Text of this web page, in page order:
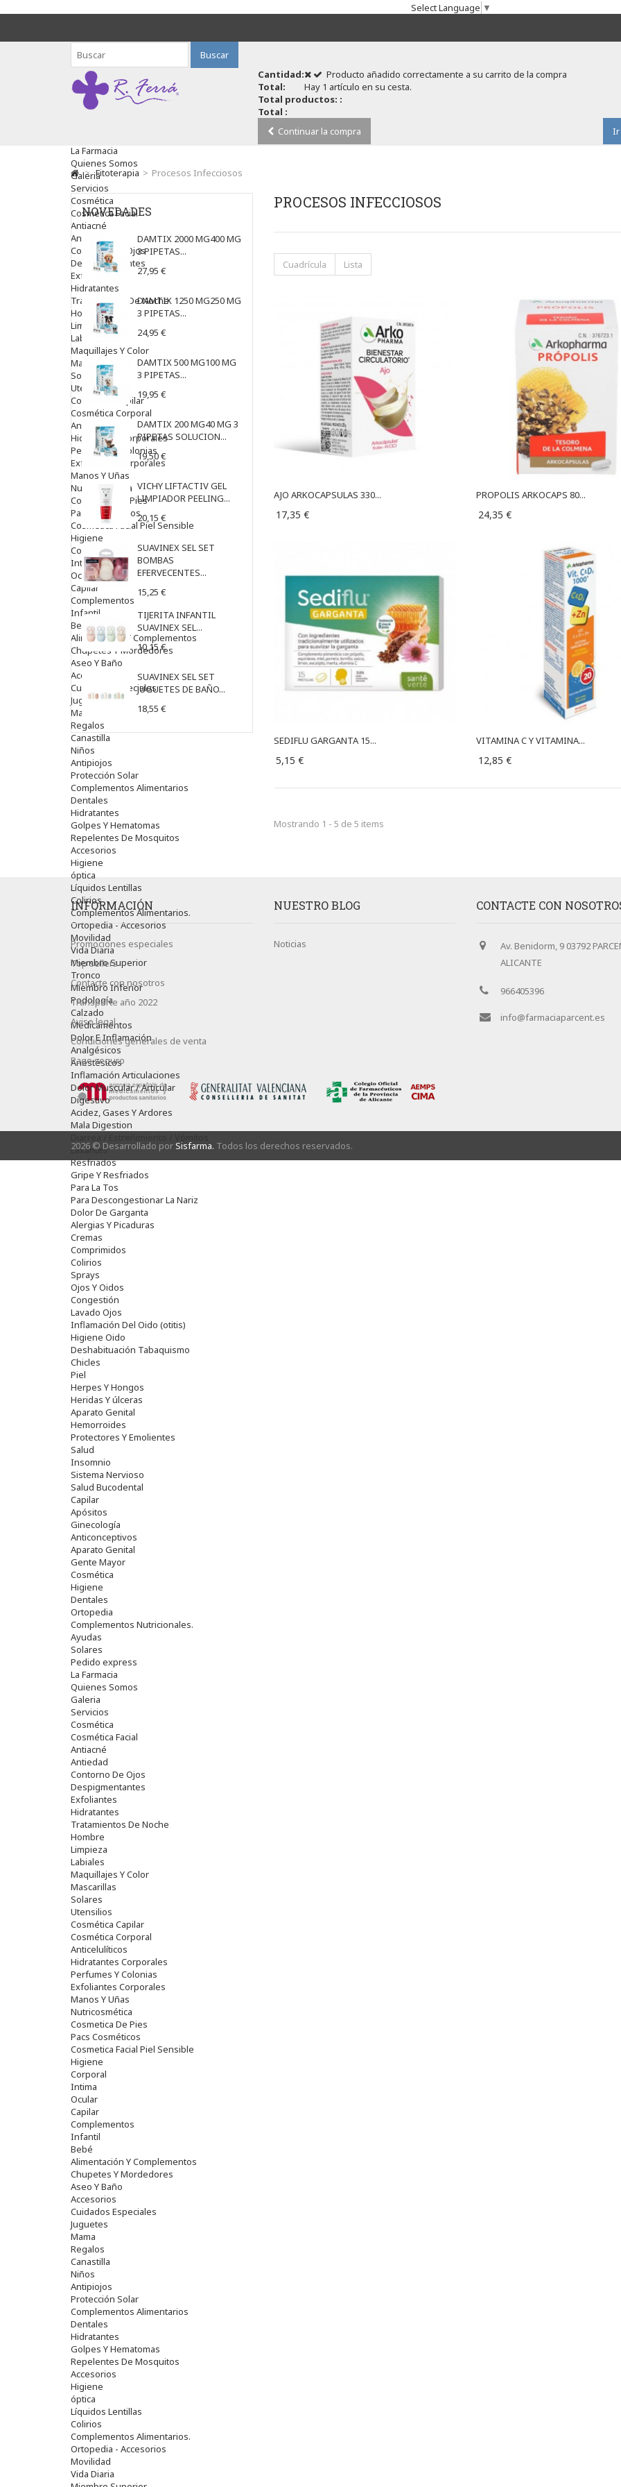
Select Language ▼
Buscar
Producto añadido correctamente a su carrito de la compra
Cantidad:
Total:
Hay 1 artículo en su cesta.
Total productos: :
Total :
Continuar la compra
Ir
La Farmacia
Quienes Somos
Galeria
Servicios
Cosmética
Cosmética Facial
Antiacné
Antiedad
Contorno De Ojos
Despigmentantes
Exfoliantes
Hidratantes
Tratamientos De Noche
Hombre
Limpieza
Labiales
Maquillajes Y Color
Mascarillas
Solares
Utensilios
Cosmética Capilar
Cosmética Corporal
Anticelulíticos
Hidratantes Corporales
Perfumes Y Colonias
Exfoliantes Corporales
Manos Y Uñas
Nutricosmética
Cosmetica De Pies
Pacs Cosméticos
Cosmetica Facial Piel Sensible
Higiene
Corporal
Intima
Ocular
Capilar
Complementos
Infantil
Bebé
Alimentación Y Complementos
Chupetes Y Mordedores
Aseo Y Baño
Accesorios
Cuidados Especiales
Juguetes
Mama
Regalos
Canastilla
Niños
Antipiojos
Protección Solar
Complementos Alimentarios
Dentales
Hidratantes
Golpes Y Hematomas
Repelentes De Mosquitos
Accesorios
Higiene
óptica
Líquidos Lentillas
Colirios
Complementos Alimentarios.
Ortopedia - Accesorios
Movilidad
Vida Diaria
Miembro Superior
Tronco
Miembro Inferior
Podología
Calzado
Medicamentos
Dolor E Inflamación
Analgésicos
Anestésicos
Inflamación Articulaciones
Dolor Muscular / Articular
Digestivo
Acidez, Gases Y Ardores
Mala Digestion
Laxantes
Resfriados
Gripe Y Resfriados
Para La Tos
Para Descongestionar La Nariz
Dolor De Garganta
Alergias Y Picaduras
Cremas
Comprimidos
Colirios
Sprays
Ojos Y Oidos
Congestión
Lavado Ojos
Inflamación Del Oido (otitis)
Higiene Oido
Deshabituación Tabaquismo
Chicles
Piel
Herpes Y Hongos
Heridas Y úlceras
Aparato Genital
Hemorroides
Protectores Y Emolientes
Salud
Insomnio
Sistema Nervioso
Salud Bucodental
Capilar
Apósitos
Ginecología
Anticonceptivos
Aparato Genital
Gente Mayor
Cosmética
Higiene
Dentales
Ortopedia
Complementos Nutricionales.
Ayudas
Solares
Pedido express
La Farmacia
Quienes Somos
Galeria
Servicios
Cosmética
Cosmética Facial
Antiacné
Antiedad
Contorno De Ojos
Despigmentantes
Exfoliantes
Hidratantes
Tratamientos De Noche
Hombre
Limpieza
Labiales
Maquillajes Y Color
Mascarillas
Solares
Utensilios
Cosmética Capilar
Cosmética Corporal
Anticelulíticos
Hidratantes Corporales
Perfumes Y Colonias
Exfoliantes Corporales
Manos Y Uñas
Nutricosmética
Cosmetica De Pies
Pacs Cosméticos
Cosmetica Facial Piel Sensible
Higiene
Corporal
Intima
Ocular
Capilar
Complementos
Infantil
Bebé
Alimentación Y Complementos
Chupetes Y Mordedores
Aseo Y Baño
Accesorios
Cuidados Especiales
Juguetes
Mama
Regalos
Canastilla
Niños
Antipiojos
Protección Solar
Complementos Alimentarios
Dentales
Hidratantes
Golpes Y Hematomas
Repelentes De Mosquitos
Accesorios
Higiene
óptica
Líquidos Lentillas
Colirios
Complementos Alimentarios.
Ortopedia - Accesorios
Movilidad
Vida Diaria
> Fitoterapia > Procesos Infecciosos
NOVEDADES
DAMTIX 2000 MG400 MG
3 PIPETAS...
27,95 €
DAMTIX 1250 MG250 MG
3 PIPETAS...
24,95 €
DAMTIX 500 MG100 MG
3 PIPETAS...
19,95 €
DAMTIX 200 MG40 MG 3
PIPETAS SOLUCION...
19,50 €
VICHY LIFTACTIV GEL
LIMPIADOR PEELING...
20,15 €
SUAVINEX SEL SET
BOMBAS
EFERVECENTES...
15,25 €
TIJERITA INFANTIL
SUAVINEX SEL...
10,15 €
SUAVINEX SEL SET
JUGUETES DE BAÑO...
18,55 €
PROCESOS INFECCIOSOS
Cuadrícula Lista
AJO ARKOCAPSULAS 330...
17,35 €
PROPOLIS ARKOCAPS 80...
24,35 €
SEDIFLU GARGANTA 15...
5,15 €
VITAMINA C Y VITAMINA...
12,85 €
Mostrando 1 - 5 de 5 items
INFORMACIÓN
Promociones especiales
Top sellers
Contacte con nosotros
Transporte año 2022
Aviso legal
Condiciones generales de venta
Pago seguro
NUESTRO BLOG
Noticias
CONTACTE CON
Av. Benidorm, 9 03792
ALICANTE
966405396
info@farmaciaparcent.es
2026 © Desarrollado porSisfarma. Todos los derechos reservados.